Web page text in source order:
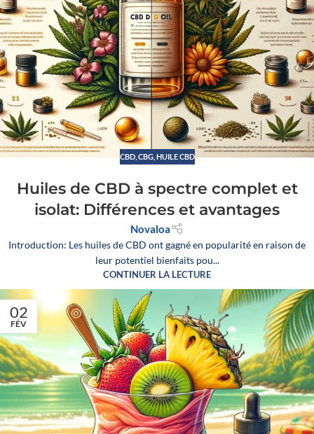
CBD, CBG, HUILE CBD
Huiles de CBD à spectre complet et
isolat: Différences et avantages
Novaloa
Introduction: Les huiles de CBD ont gagné en popularité en raison de
leur potentiel bienfaits pou...
CONTINUER LA LECTURE
02
FÉV